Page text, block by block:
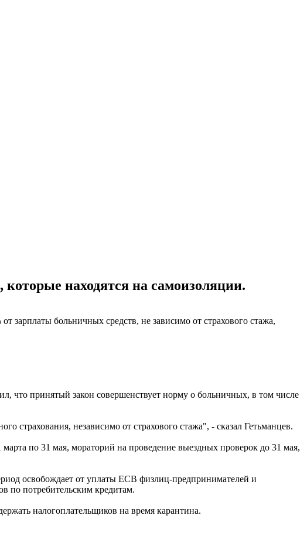
находятся на самоизоляции.
зарплаты больничных средств, не зависимо от страхового стажа,
что принятый закон совершенствует норму о больничных, в том числе
страхования, независимо от страхового стажа", - сказал Гетьманцев.
по 31 мая, мораторий на проведение выездных проверок до 31 мая,
освобождает от уплаты ЕСВ физлиц-предпринимателей и
по потребительским кредитам.
налогоплательщиков на время карантина.